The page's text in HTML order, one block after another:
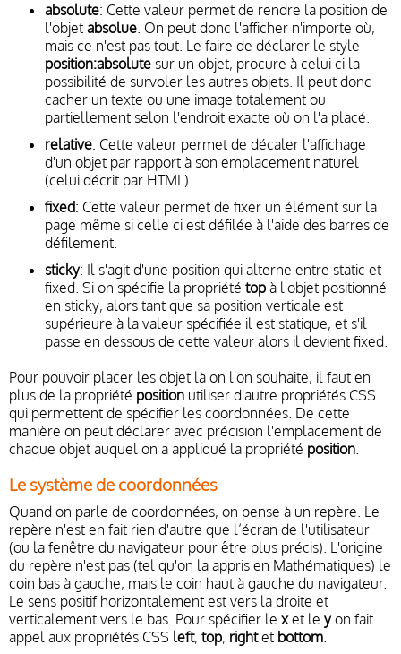
absolute: Cette valeur permet de rendre la position de
l'objet absolue. On peut donc l'afficher n'importe où,
mais ce n'est pas tout. Le faire de déclarer le style
position:absolute sur un objet, procure à celui ci la
possibilité de survoler les autres objets. Il peut donc
cacher un texte ou une image totalement ou
partiellement selon l'endroit exacte où on l'a placé.
relative: Cette valeur permet de décaler l'affichage
d'un objet par rapport à son emplacement naturel
(celui décrit par HTML).
fixed: Cette valeur permet de fixer un élément sur la
page même si celle ci est défilée à l'aide des barres de
défilement.
sticky: Il s'agit d'une position qui alterne entre static et
fixed. Si on spécifie la propriété top à l'objet positionné
en sticky, alors tant que sa position verticale est
supérieure à la valeur spécifiée il est statique, et s'il
passe en dessous de cette valeur alors il devient fixed.
Pour pouvoir placer les objet là on l'on souhaite, il faut en
plus de la propriété position utiliser d'autre propriétés CSS
qui permettent de spécifier les coordonnées. De cette
manière on peut déclarer avec précision l'emplacement de
chaque objet auquel on a appliqué la propriété position.
Le système de coordonnées
Quand on parle de coordonnées, on pense à un repère. Le
repère n'est en fait rien d'autre que l’écran de l'utilisateur
(ou la fenêtre du navigateur pour être plus précis). L'origine
du repère n'est pas (tel qu'on la appris en Mathématiques) le
coin bas à gauche, mais le coin haut à gauche du navigateur.
Le sens positif horizontalement est vers la droite et
verticalement vers le bas. Pour spécifier le xet le yon fait
appel aux propriétés CSS left, top, rightet bottom.